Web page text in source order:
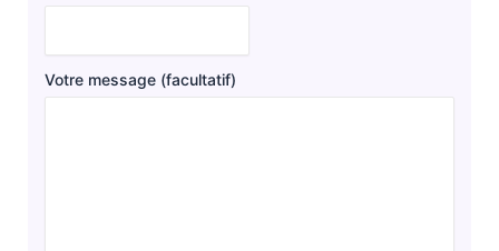
Votre message (facultatif)